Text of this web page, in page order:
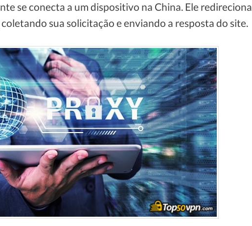
se conecta a um dispositivo na China. Ele redireciona
sua solicitação e enviando a resposta do site.